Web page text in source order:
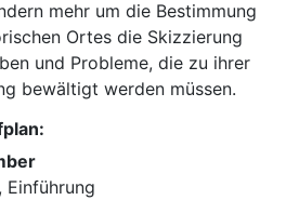
mehr um die Bestimmung
Ortes die Skizzierung
und Probleme, die zu ihrer
bewältigt werden müssen.
Einführung